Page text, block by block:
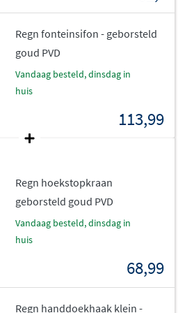
en praktisch in
inclusief rozetten
, wat ideaal is voor een
materiaal is hoogwaardig
Regn fonteinsifon - geborsteld
goud PVD
vandaag besteld, dinsdag in
huis
113,99
Regn hoekstopkraan
geborsteld goud PVD
vandaag besteld, dinsdag in
huis
68,99
Regn handdoekhaak klein -